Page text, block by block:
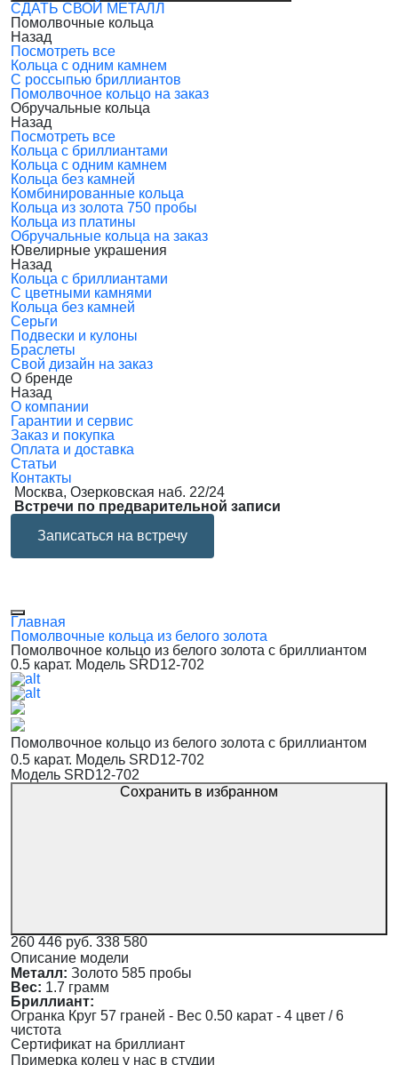
СДАТЬ СВОЙ МЕТАЛЛ
Помолвочные кольца
Назад
Посмотреть все
Кольца с одним камнем
С россыпью бриллиантов
Помолвочное кольцо на заказ
Обручальные кольца
Назад
Посмотреть все
Кольца с бриллиантами
Кольца с одним камнем
Кольца без камней
Комбинированные кольца
Кольца из золота 750 пробы
Кольца из платины
Обручальные кольца на заказ
Ювелирные украшения
Назад
Кольца с бриллиантами
С цветными камнями
Кольца без камней
Серьги
Подвески и кулоны
Браслеты
Свой дизайн на заказ
О бренде
Назад
О компании
Гарантии и сервис
Заказ и покупка
Оплата и доставка
Статьи
Контакты
Москва, Озерковская наб. 22/24
Встречи по предварительной записи
Записаться на встречу
Главная
Помолвочные кольца из белого золота
Помолвочное кольцо из белого золота с бриллиантом
0.5 карат. Модель SRD12-702
Помолвочное кольцо из белого золота с бриллиантом
0.5 карат. Модель SRD12-702
Модель SRD12-702
Сохранить в избранном
260 446 руб. 338 580
Описание модели
Металл: Золото 585 пробы
Вес: 1.7 грамм
Бриллиант:
Огранка Круг 57 граней - Вес 0.50 карат - 4 цвет / 6
чистота
Сертификат на бриллиант
Примерка колец у нас в студии